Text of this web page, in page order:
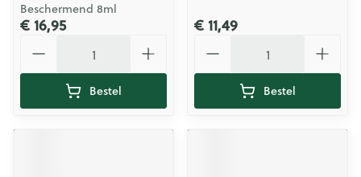
Beschermend 8ml
€ 16,95
Bestel
€ 11,49
Bestel